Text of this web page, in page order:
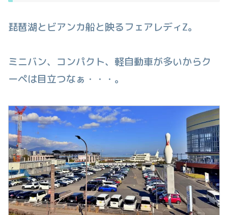
琵琶湖とビアンカ船と映るフェアレディZ。
ミニバン、コンパクト、軽自動車が多いからク
ーペは目立つなぁ・・・。